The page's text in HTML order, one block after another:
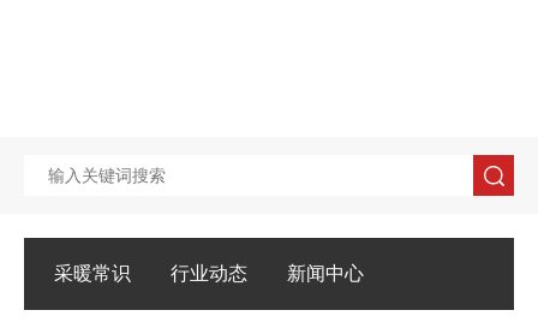
采暖常识 行业动态 新闻中心